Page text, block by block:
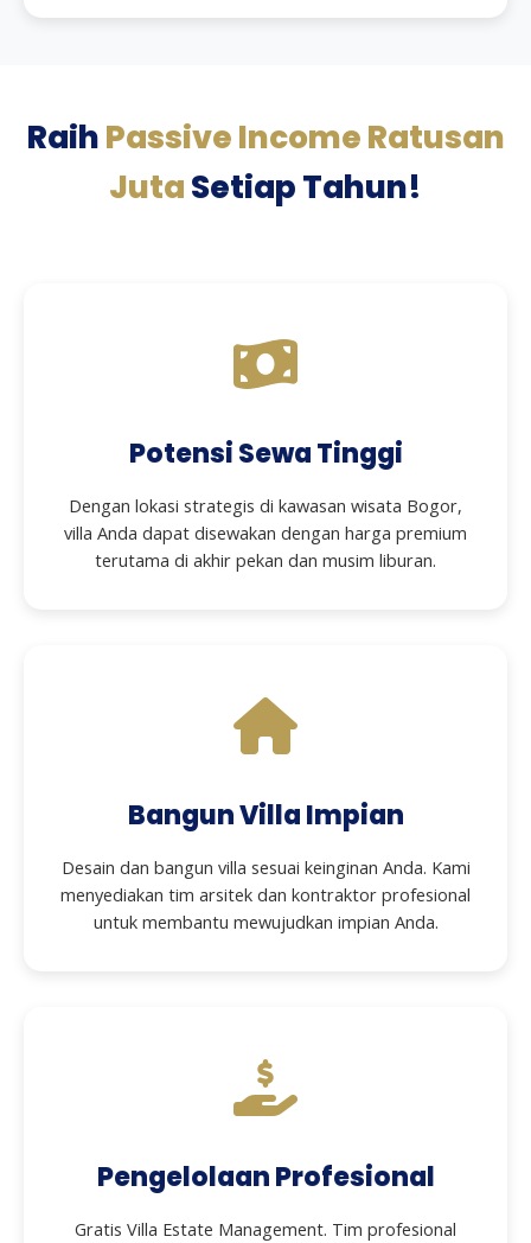
RaihPassive Income Ratusan
JutaSetiap Tahun!
Potensi Sewa Tinggi
Dengan lokasi strategis di kawasan wisata Bogor,
villa Anda dapat disewakan dengan harga premium
terutama di akhir pekan dan musim liburan.
Bangun Villa Impian
Desain dan bangun villa sesuai keinginan Anda. Kami
menyediakan tim arsitek dan kontraktor profesional
untuk membantu mewujudkan impian Anda.
Pengelolaan Profesional
Gratis Villa Estate Management. Tim profesional